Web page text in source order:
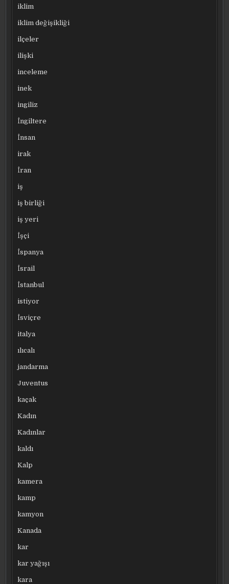
iklim
iklim değişikliği
ilçeler
ilişki
inceleme
inek
ingiliz
İngiltere
İnsan
irak
İran
iş
iş birliği
iş yeri
İşçi
İspanya
İsrail
İstanbul
istiyor
İsviçre
italya
ılıcalı
jandarma
Juventus
kaçak
Kadın
Kadınlar
kaldı
Kalp
kamera
kamp
kamyon
Kanada
kar
kar yağışı
kara